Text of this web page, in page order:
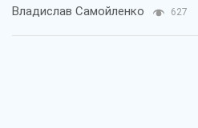
Владислав Самойленко 627